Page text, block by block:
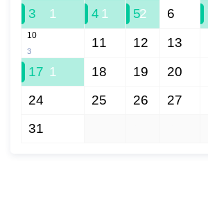
3 1 4 1 52 6
10
3
11 12 13
17 1 18 19 20
24 25 26 27
31